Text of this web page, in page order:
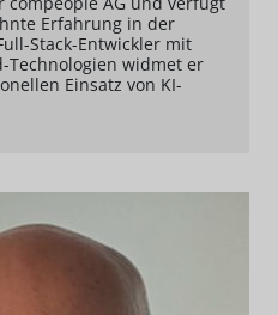
Erfahrung in der
Stack-Entwickler mit
Technologien widmet er
Einsatz von KI-